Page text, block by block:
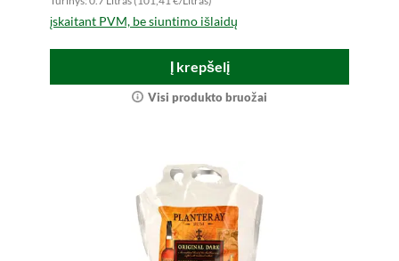
įskaitant PVM, be siuntimo išlaidų
Į krepšelį
Visi produkto bruožai